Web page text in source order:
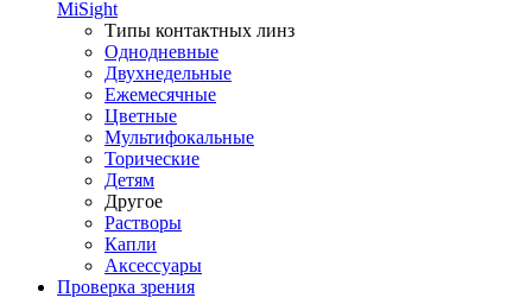
MiSight
Типы контактных линз
Однодневные
Двухнедельные
Ежемесячные
Цветные
Мультифокальные
Торические
Детям
Другое
Растворы
Капли
Аксессуары
Проверка зрения